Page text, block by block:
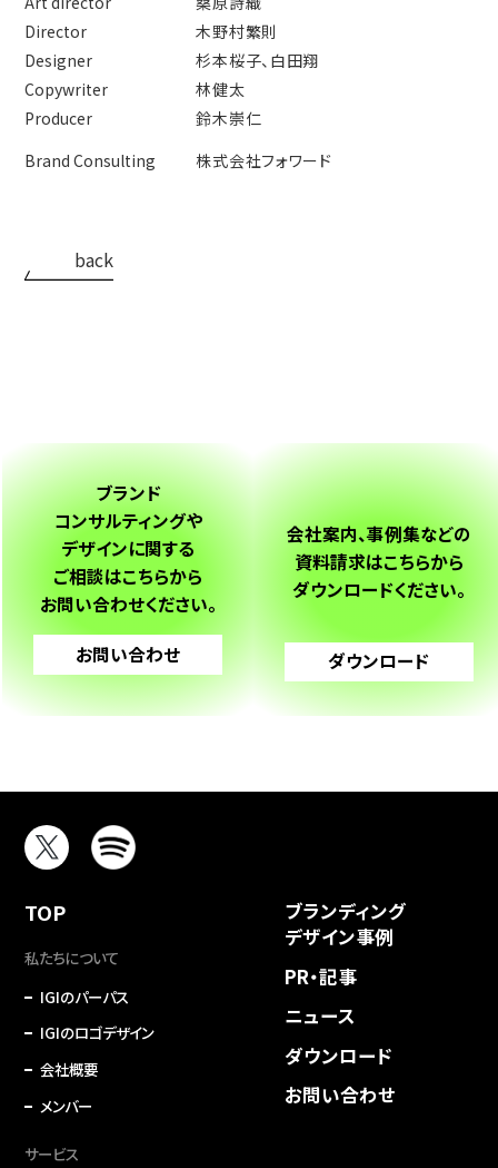
Director
木野村繁則
Designer
杉本桜子、白田翔
Copywriter
林健太
Producer
鈴木崇仁
Brand Consulting
株式会社フォワード
ブランド
コンサルティングや
デザインに関する
ご相談はこちらから
お問い合わせください。
お問い合わせ
会社案内、事例集などの
資料請求はこちらから
ダウンロードください。
ダウンロード
TOP
私たちについて
IGIのパーパス
IGIのロゴデザイン
会社概要
メンバー
サービス
ブランディング
デザイン事例
PR・記事
ニュース
ダウンロード
お問い合わせ